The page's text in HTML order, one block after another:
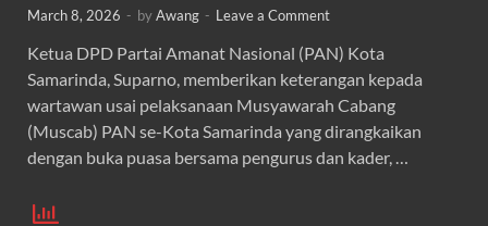
March 8, 2026 - byAwang - Leave a Comment
Ketua DPD Partai Amanat Nasional (PAN) Kota
Samarinda, Suparno, memberikan keterangan kepada
wartawan usai pelaksanaan Musyawarah Cabang
(Muscab) PAN se-Kota Samarinda yang dirangkaikan
dengan buka puasa bersama pengurus dan kader, …